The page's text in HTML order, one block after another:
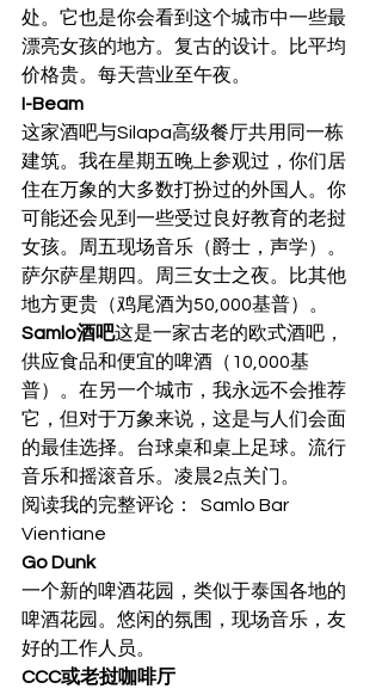
处。它也是你会看到这个城市中一些最
漂亮女孩的地方。复古的设计。比平均
价格贵。每天营业至午夜。
I-Beam
这家酒吧与Silapa高级餐厅共用同一栋
建筑。我在星期五晚上参观过，你们居
住在万象的大多数打扮过的外国人。你
可能还会见到一些受过良好教育的老挝
女孩。周五现场音乐（爵士，声学）。
萨尔萨星期四。周三女士之夜。比其他
地方更贵（鸡尾酒为50,000基普）。
Samlo酒吧这是一家古老的欧式酒吧，
供应食品和便宜的啤酒（10,000基
普）。在另一个城市，我永远不会推荐
它，但对于万象来说，这是与人们会面
的最佳选择。台球桌和桌上足球。流行
音乐和摇滚音乐。凌晨2点关门。
阅读我的完整评论：  Samlo Bar
Vientiane
Go Dunk
一个新的啤酒花园，类似于泰国各地的
啤酒花园。悠闲的氛围，现场音乐，友
好的工作人员。
CCC或老挝咖啡厅